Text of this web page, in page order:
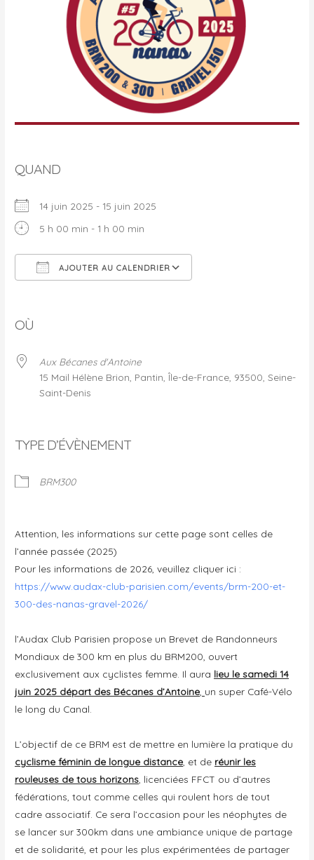
QUAND
14 juin 2025 - 15 juin 2025
5 h 00 min - 1 h 00 min
AJOUTER AU CALENDRIER
OÙ
Aux Bécanes d'Antoine
15 Mail Hélène Brion, Pantin, Île-de-France, 93500, Seine-
Saint-Denis
TYPE D’ÉVÈNEMENT
BRM300
Attention, les informations sur cette page sont celles de
l’année passée (2025)
Pour les informations de 2026, veuillez cliquer ici :
https://www.audax-club-parisien.com/events/brm-200-et-
300-des-nanas-gravel-2026/
l’Audax Club Parisien propose un Brevet de Randonneurs
Mondiaux de 300 km en plus du BRM200, ouvert
exclusivement aux cyclistes femme. Il aura lieu le samedi 14
juin 2025 départ des Bécanes d’Antoine un super Café-Vélo
le long du Canal.
L’objectif de ce BRM est de mettre en lumière la pratique du
cyclisme féminin de longue distance , et de réunir les
rouleuses de tous horizons , licenciées FFCT ou d’autres
fédérations, tout comme celles qui roulent hors de tout
cadre associatif. Ce sera l’occasion pour les néophytes de
se lancer sur 300km dans une ambiance unique de partage
et de solidarité, et pour les plus expérimentées de partager